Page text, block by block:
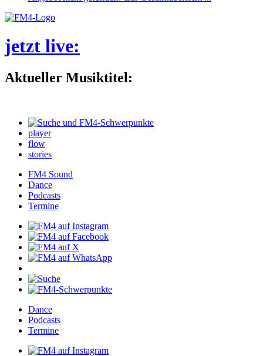
jetztlive:
AktuellerMusiktitel:
player
flow
stories
FM4Sound
Dance
Podcasts
Termine
Dance
Podcasts
Termine